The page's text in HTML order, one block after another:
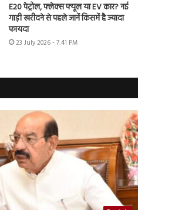
E20 पेट्रोल, फ्लेक्स फ्यूल या EV कार? नई
गाड़ी खरीदने से पहले जानें किसमें है ज्यादा
फायदा
23 July 2026 - 7:41 PM